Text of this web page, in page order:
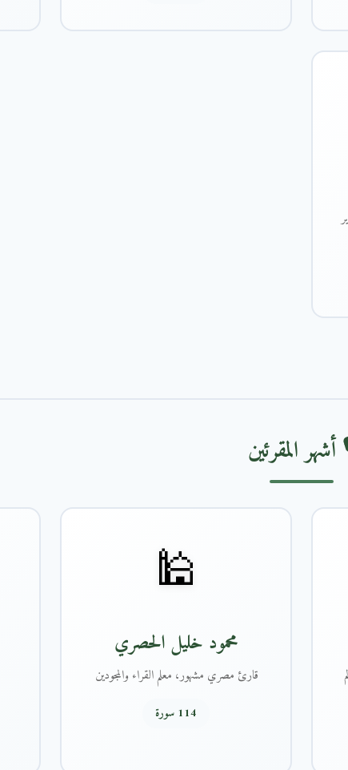
المقرئين
🕌
محمود خليل الحصري
قارئ مصري مشهور، معلم القراء والمجودين
114 سورة